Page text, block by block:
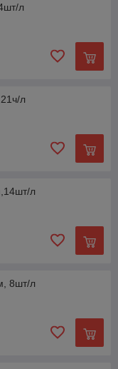
безопасность
у нас
работ.
и копирах.
л
л
л
8шт/л